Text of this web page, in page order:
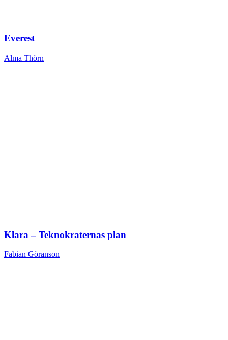
Everest
Alma Thörn
Klara – Teknokraternas plan
Fabian Göranson